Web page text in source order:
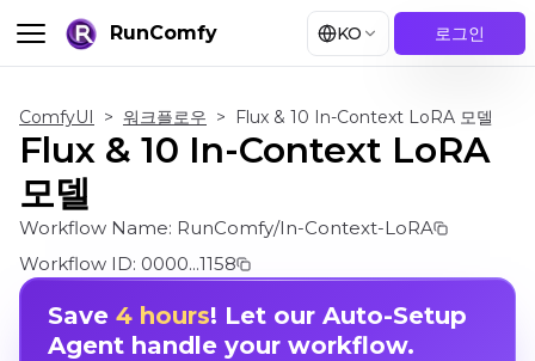
RunComfy KO 로그인
ComfyUI > 워크플로우 > Flux & 10 In-Context LoRA 모델
Flux & 10 In-Context LoRA
모델
Workflow Name: RunComfy/In-Context-LoRA
Workflow ID: 0000...1158
Save 4 hours! Let our Auto-Setup
Agent handle your workflow.